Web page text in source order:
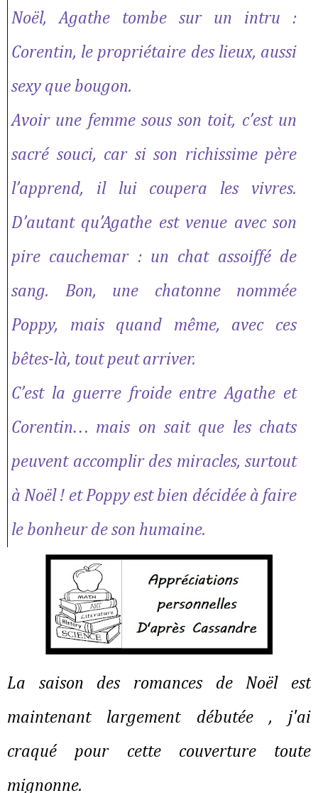
Noël, Agathe tombe sur un intru :
Corentin, le propriétaire des lieux, aussi
sexy que bougon.
Avoir une femme sous son toit, c’est un
sacré souci, car si son richissime père
l’apprend, il lui coupera les vivres.
D’autant qu’Agathe est venue avec son
pire cauchemar : un chat assoiffé de
sang. Bon, une chatonne nommée
Poppy, mais quand même, avec ces
bêtes-là, tout peut arriver.
C’est la guerre froide entre Agathe et
Corentin… mais on sait que les chats
peuvent accomplir des miracles, surtout
à Noël ! et Poppy est bien décidée à faire
le bonheur de son humaine.
La saison des romances de Noël est
maintenant largement débutée , j'ai
craqué pour cette couverture toute
mignonne.